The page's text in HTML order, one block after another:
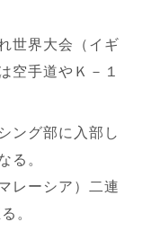
世界大会（イギ
空手道やＫ－１
ング部に入部し
る。
レーシア）二連
。